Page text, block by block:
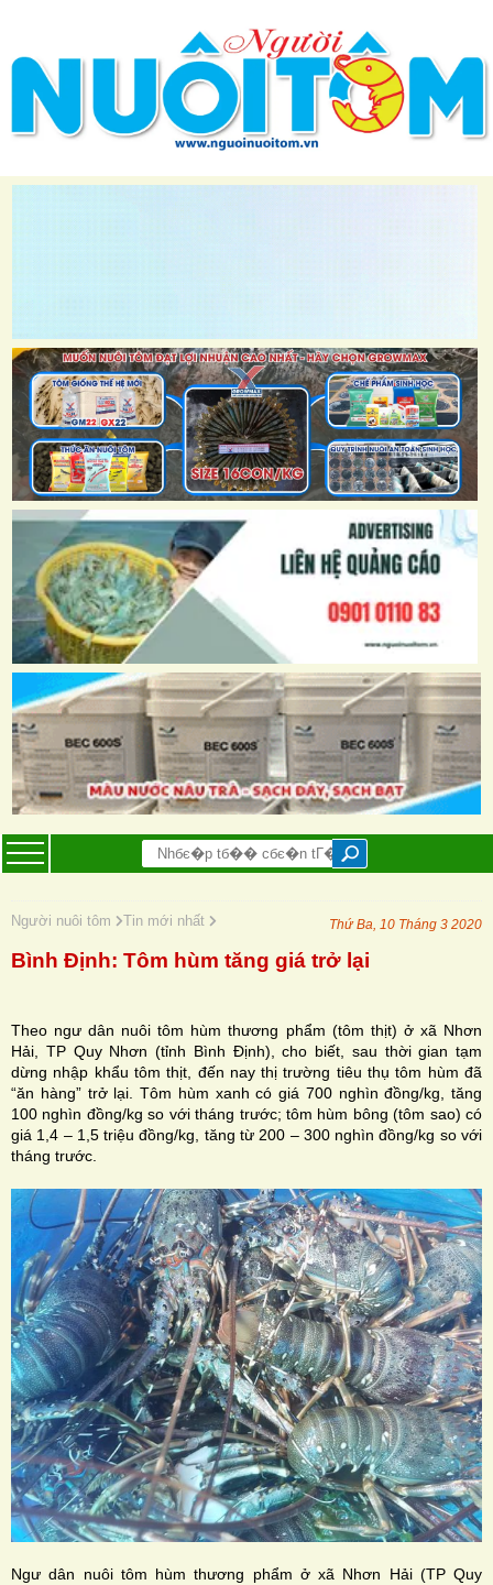
Người nuôi tôm Tin mới nhất Thứ Ba, 10 Tháng 3 2020
Bình Định: Tôm hùm tăng giá trở lại
Theo ngư dân nuôi tôm hùm thương phẩm (tôm thịt) ở xã Nhơn
Hải, TP Quy Nhơn (tỉnh Bình Định), cho biết, sau thời gian tạm
dừng nhập khẩu tôm thịt, đến nay thị trường tiêu thụ tôm hùm đã
“ăn hàng” trở lại. Tôm hùm xanh có giá 700 nghìn đồng/kg, tăng
100 nghìn đồng/kg so với tháng trước; tôm hùm bông (tôm sao) có
giá 1,4 – 1,5 triệu đồng/kg, tăng từ 200 – 300 nghìn đồng/kg so với
tháng trước.
Ngư dân nuôi tôm hùm thương phẩm ở xã Nhơn Hải (TP Quy